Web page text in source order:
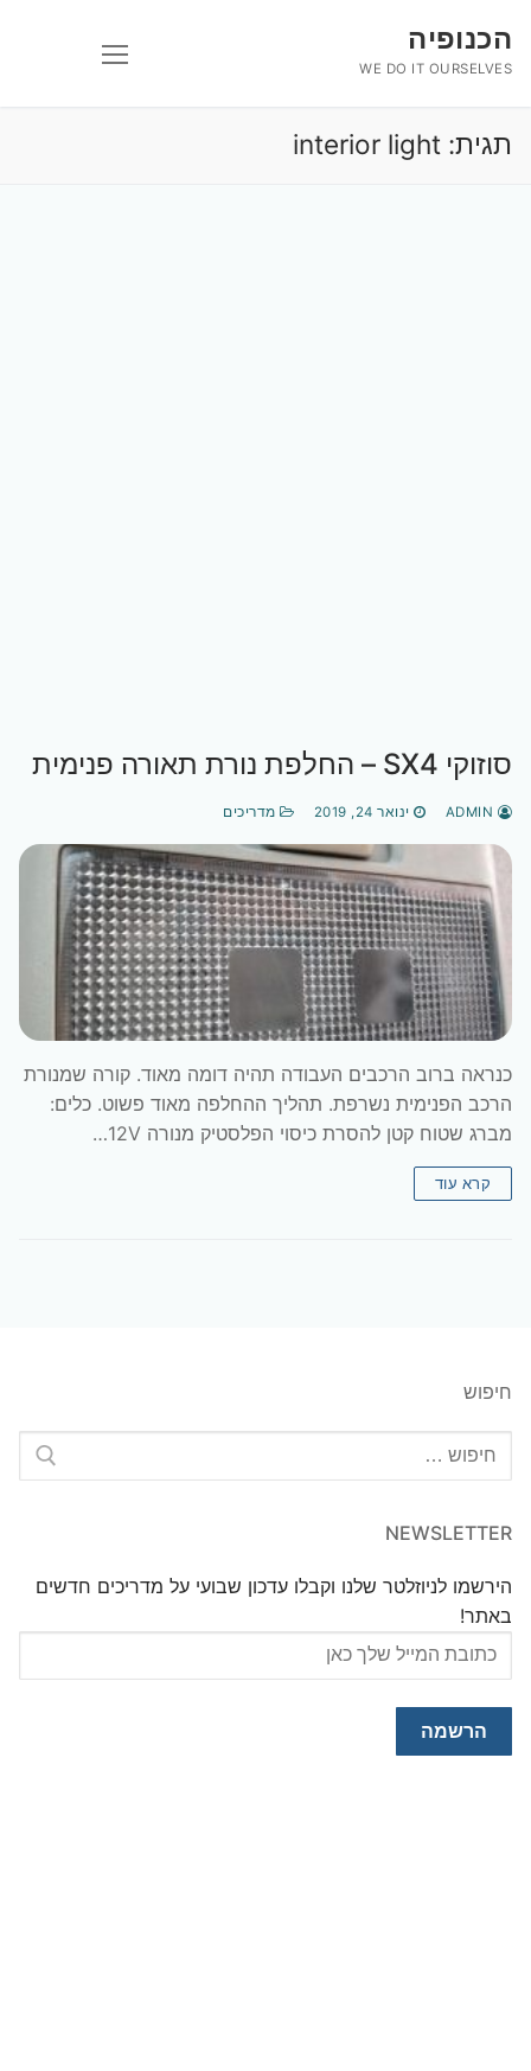
לתוכןהכנופיה
WE DO IT OURSELVES
תגית: interior light
סוזוקי SX4 – החלפת נורת תאורה פנימית
ינואר 24, 2019 מדריכים
כנראה ברוב הרכבים העבודה תהיה דומה מאוד. קורה שמנורת
הרכב הפנימית נשרפת. תהליך ההחלפה מאוד פשוט. כלים:
מברג שטוח קטן להסרת כיסוי הפלסטיק מנורה 12V…
קרא עוד
חיפוש
חפש:
NEWSLETTER
הירשמו לניוזלטר שלנו וקבלו עדכון שבועי על מדריכים חדשים
באתר!